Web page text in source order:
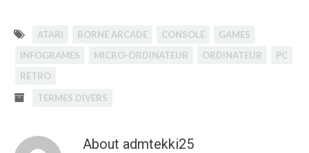
ATARI BORNE ARCADE CONSOLE
GAMES
INFOGRAMES
MICRO-ORDINATEUR ORDINATEUR
PC
RETRO
TERMES DIVERS
About admtekki25